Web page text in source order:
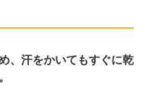
、汗をかいてもすぐに乾